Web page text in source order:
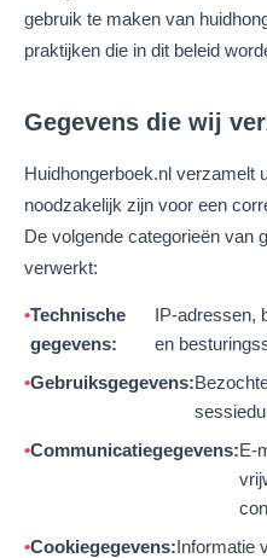
gebruik te maken van
praktijken die in dit beleid
Gegevens die wij
Huidhongerboek.nl verzamelt
noodzakelijk zijn voor een
De volgende categorieën van
verwerkt:
Technische
gegevens:
IP-adressen,
en
Gebruiksgegevens:
Communicatiegegevens:E-
Cookiegegevens:Informatie